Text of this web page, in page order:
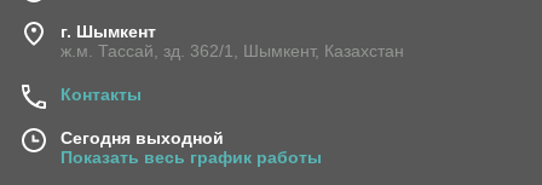
г. Шымкент
ж.м. Тассай, зд. 362/1, Шымкент, Казахстан
Контакты
Сегодня выходной
Показать весь график работы